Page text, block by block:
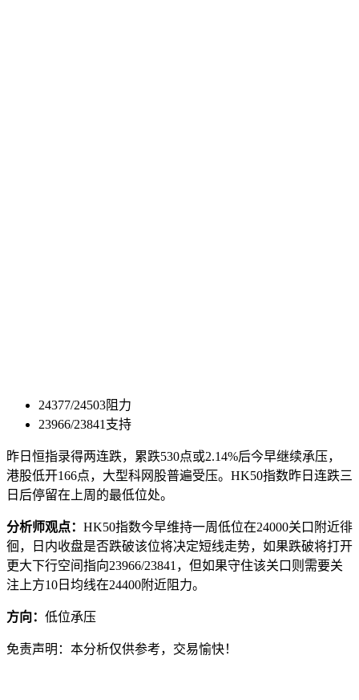
24377/24503阻力
23966/23841支持
昨日恒指录得两连跌，累跌530点或2.14%后今早继续承压，
港股低开166点，大型科网股普遍受压。HK50指数昨日连跌三
日后停留在上周的最低位处。
分析师观点： HK50指数今早维持一周低位在24000关口附近徘
徊，日内收盘是否跌破该位将决定短线走势，如果跌破将打开
更大下行空间指向23966/23841，但如果守住该关口则需要关
注上方10日均线在24400附近阻力。
方向： 低位承压
免责声明：本分析仅供参考，交易愉快！